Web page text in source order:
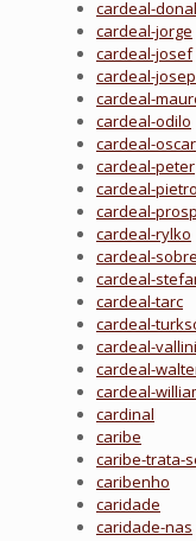
cardeal-
cardeal-jorge
cardeal-josef
cardeal-
cardeal-
cardeal-odilo
cardeal-oscar
cardeal-peter
cardeal-pietro
cardeal-
cardeal-rylko
cardeal-sobre
cardeal-
cardeal-tarc
cardeal-
cardeal-vallini
cardeal-
cardeal-
cardinal
caribe
caribe-trata-
caribenho
caridade
caridade-nas